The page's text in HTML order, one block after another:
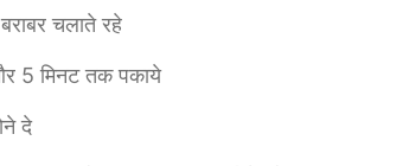
चलाते रहे
5 मिनट तक पकाये
दे